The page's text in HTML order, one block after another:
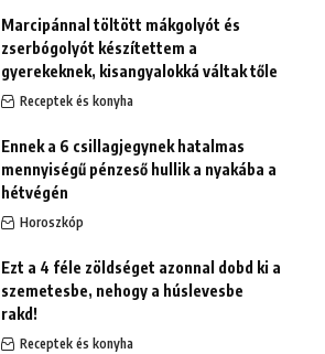
Marcipánnal töltött mákgolyót és
zserbógolyót készítettem a
gyerekeknek, kisangyalokká váltak tőle
Receptek és konyha
Ennek a 6 csillagjegynek hatalmas
mennyiségű pénzeső hullik a nyakába a
hétvégén
Horoszkóp
Ezt a 4 féle zöldséget azonnal dobd ki a
szemetesbe, nehogy a húslevesbe
rakd!
Receptek és konyha